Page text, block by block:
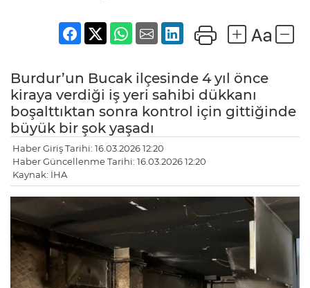
Burdur’un Bucak ilçesinde 4 yıl önce
kiraya verdiği iş yeri sahibi dükkanı
boşalttıktan sonra kontrol için gittiğinde
büyük bir şok yaşadı
Haber Giriş Tarihi: 16.03.2026 12:20
Haber Güncellenme Tarihi: 16.03.2026 12:20
Kaynak: İHA